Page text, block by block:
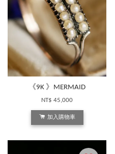
《9K 》MERMAID
NT$ 45,000
加入購物車